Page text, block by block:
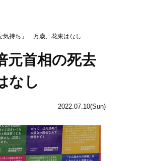
気持ち」 万歳、花束はなし
2022.07.10(Sun)
元首相の死去
なし